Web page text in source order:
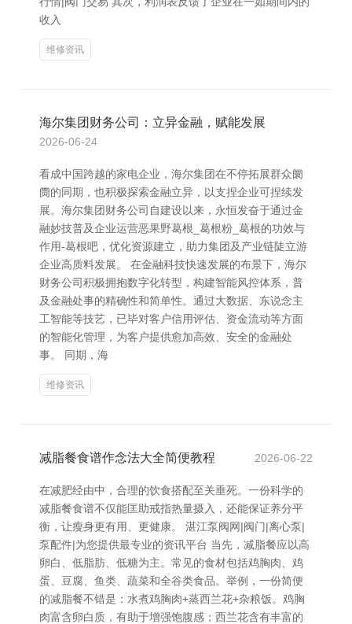
收入
维修资讯
海尔集团财务公司：立异金融，赋能发展
2026-06-24
看成中国跨越的家电企业，海尔集团在不停拓展群众阛
阓的同期，也积极探索金融立异，以支捏企业可捏续发
展。海尔集团财务公司自建设以来，永恒发奋于通过金
融妙技普及企业运营恶果野葛根_葛根粉_葛根的功效与
作用-葛根吧，优化资源建立，助力集团及产业链陡立游
企业高质料发展。 在金融科技快速发展的布景下，海尔
财务公司积极拥抱数字化转型，构建智能风控体系，普
及金融处事的精确性和简单性。通过大数据、东说念主
工智能等技艺，已毕对客户信用评估、资金流动等方面
的智能化管理，为客户提供愈加高效、安全的金融处
事。 同期，海
维修资讯
减脂餐食谱作念法大全简便教程 2026-06-22
在减肥经由中，合理的饮食搭配至关垂死。一份科学的
减脂餐食谱不仅能匡助戒指热量摄入，还能保证养分平
衡，让瘦身更有用、更健康。 湛江泵阀网|阀门|离心泵|
泵配件|为您提供最专业的资讯平台 当先，减脂餐应以高
卵白、低脂肪、低糖为主。常见的食材包括鸡胸肉、鸡
蛋、豆腐、鱼类、蔬菜和全谷类食品。举例，一份简便
的减脂餐不错是：水煮鸡胸肉+蒸西兰花+杂粮饭。鸡胸
肉富含卵白质，有助于增强饱腹感；西兰花含有丰富的